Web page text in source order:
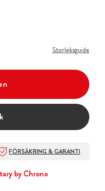
Storleksguide
FÖRSÄKRING & GARANTI
by Chrono